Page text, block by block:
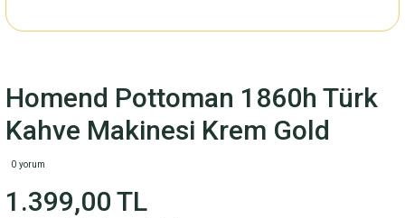
Homend Pottoman 1860h Türk
Kahve Makinesi Krem Gold
0 yorum
1.399,00 TL